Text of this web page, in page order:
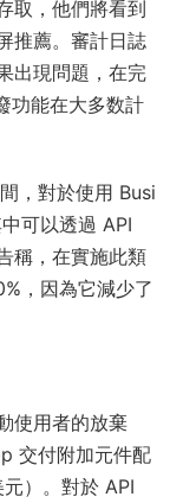
取，他們將看到
推薦。審計日誌
出現問題，在完
能在大多数計
，對於使用 Busi
可以透過 API
稱，在實施此類
，因為它減少了
使用者的放棄
交付附加元件配
）。對於 API